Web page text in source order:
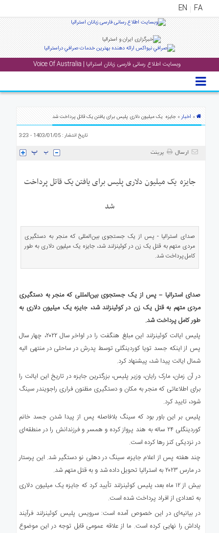
FA
EN
وبسایت اطلاع رسانی فارسی زبانان استرالیا | Voice Of Australia
منوی
اصلی
پادکست
» اخبار» جایزه یک میلیون دلاری پلیس برای یافتن یک قاتل پرداخت شد
تاریخ انتشار : 1403/01/05 - 3:23
ارسال پرینت
جایزه یک میلیون دلاری پلیس برای یافتن یک قاتل پرداخت
شد
صدای استرالیا - پس از یک جستجوی بین‌المللی که منجر به دستگیری
مردی متهم به قتل یک زن در کوئینزلند شد، جایزه یک میلیون دلاری به طور
کامل پرداخت شد.
صدای استرالیا – پس از یک جستجوی بین‌المللی که منجر به دستگیری
مردی متهم به قتل یک زن در کوئینزلند شد، جایزه یک میلیون دلاری به
طور کامل پرداخت شد.
پلیس ایالت کوئینزلند این مبلغ هنگفت را در اواخر سال ۲۰۲۲، چهار سال
پس از اینکه جسد تویا کوردینگلی توسط پدرش در ساحلی در منتهی الیه
شمال ایالت پیدا شد، پیشنهاد کرد.
در آن زمان، مارک رایان، وزیر پلیس، بزرگترین جایزه در تاریخ این ایالت را
برای اطلاعاتی که منجر به مکان و دستگیری مظنون فراری راجویندر سینگ
شود، تایید کرد.
پلیس بر این باور بود که سینگ بلافاصله پس از پیدا شدن جسد خانم
کوردینگلی ۲۴ ساله به هند پرواز کرده و همسر و فرزندانش را در منطقه‌ای
در نزدیکی کنز رها کرده است.
چند هفته پس از اعلام جایزه، سینگ در دهلی نو دستگیر شد. این پرستار
در مارس ۲۰۲۳ به استرالیا تحویل داده شد و به قتل متهم شد.
بیش از ۱۲ ماه بعد، پلیس کوئینزلند تأیید کرد که جایزه یک میلیون دلاری
به تعدادی از افراد پرداخت شده است.
در بیانیه‌ای در این خصوص آمده است: سرویس پلیس کوئینزلند فرآیند
پاداش را نهایی کرده است. ما از علاقه عمومی قابل توجه در این موضوع